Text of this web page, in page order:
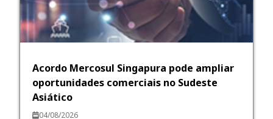
Acordo Mercosul Singapura pode ampliar
oportunidades comerciais no Sudeste
Asiático
04/08/2026